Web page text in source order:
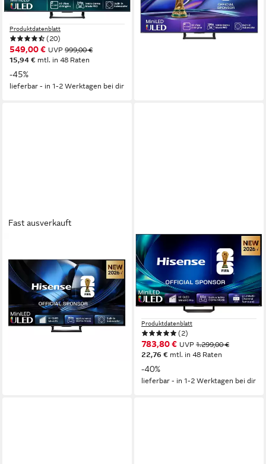
ULED Bildschirmtechnologie
4K Ultra HD Auflösung
Produktdatenblatt
(20)
549,00 € UVP 999,00 €
15,94 € mtl. in 48 Raten
-45%
lieferbar - in 1-2 Werktagen bei dir
Produktdatenblatt
999,00 €
29,00 €
mtl. in 48 Raten
lieferbar - in 6-7 Werktagen bei dir
Fast ausverkauft
55U7SE Mini-LED-Fernseher
ULED Mini LED
Bildschirmtechnologie
4K Ultra HD Auflösung
Produktdatenblatt
699,99 €
20,32 €mtl. in 48 Raten
lieferbar - in 6-7 Werktagen bei dir
HISENSE
55U7DS PRO Mini-LED-
Fernseher
139 cm/55 Zoll Diagonale
ULED MiniLED Bildschirmtechnologie
4K Ultra HD Auflösung
Produktdatenblatt
(2)
783,80 € UVP 1.299,00 €
22,76 € mtl. in 48 Raten
-40%
lieferbar - in 1-2 Werktagen bei dir